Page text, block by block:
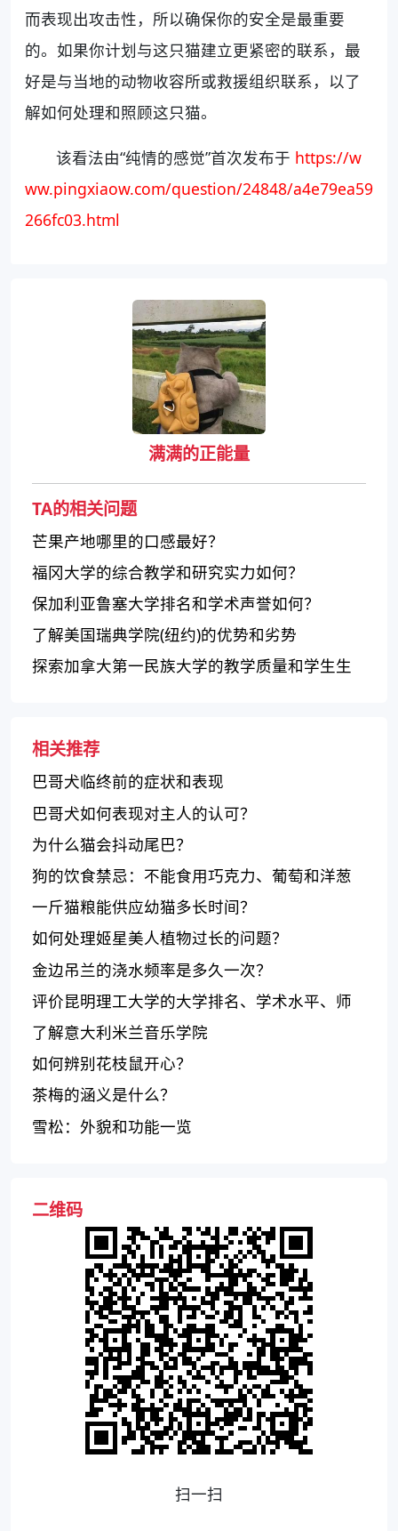
而表现出攻击性，所以确保你的安全是最重要
的。如果你计划与这只猫建立更紧密的联系，最
好是与当地的动物收容所或救援组织联系，以了
解如何处理和照顾这只猫。
该看法由“纯情的感觉”首次发布于 https://w
ww.pingxiaow.com/question/24848/a4e79ea59
266fc03.html
满满的正能量
TA的相关问题
芒果产地哪里的口感最好？
福冈大学的综合教学和研究实力如何？
保加利亚鲁塞大学排名和学术声誉如何？
了解美国瑞典学院(纽约)的优势和劣势
探索加拿大第一民族大学的教学质量和学生生
相关推荐
巴哥犬临终前的症状和表现
巴哥犬如何表现对主人的认可？
为什么猫会抖动尾巴？
狗的饮食禁忌：不能食用巧克力、葡萄和洋葱
一斤猫粮能供应幼猫多长时间？
如何处理姬星美人植物过长的问题？
金边吊兰的浇水频率是多久一次？
评价昆明理工大学的大学排名、学术水平、师
资力量
了解意大利米兰音乐学院
如何辨别花枝鼠开心？
茶梅的涵义是什么？
雪松：外貌和功能一览
二维码
扫一扫